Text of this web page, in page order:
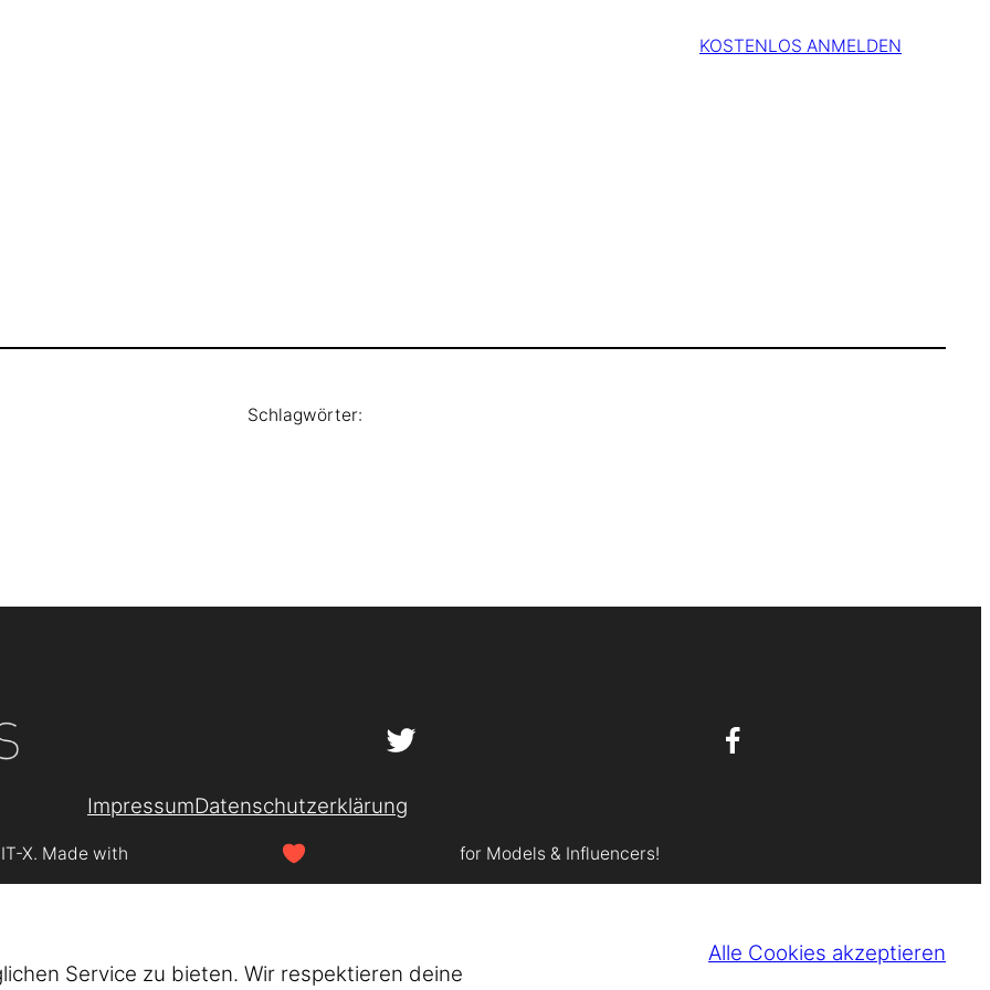
KOSTENLOS ANMELDEN
Schlagwörter:
ImpressumDatenschutzerklärung
X. Made with for Models & Influencers!
Service zu bieten. Wir respektieren deine
Alle Cookies akzeptieren